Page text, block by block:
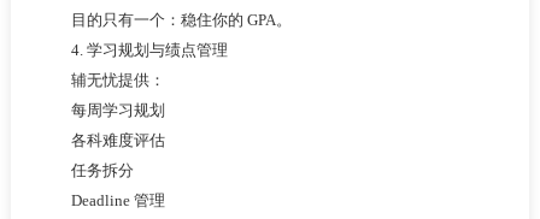
目的只有一个：稳住你的 GPA。
4. 学习规划与绩点管理
辅无忧提供：
每周学习规划
各科难度评估
任务拆分
Deadline 管理